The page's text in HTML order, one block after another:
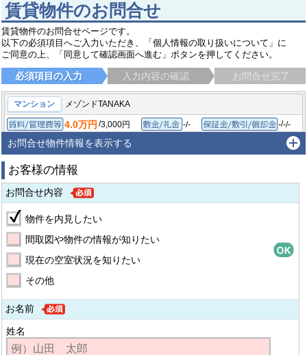
賃貸物件のお問合せ
賃貸物件のお問合せページです。
以下の必須項目へご入力いただき、「個人情報の取り扱いについて」に
ご同意の上、「同意して確認画面へ進む」ボタンを押してください。
必須項目の入力 入力内容の確認 お問合せ完了
マンション メゾンドTANAKA
賃料/管理費等
4.0万円 /3,000円 敷金/礼金
-/- -/-/-
間取り/専有面積
1K/20㎡
堺市北区中百舌鳥町大阪メトロ御堂筋線 なかもず駅 徒歩5分
お問合せ物件情報を表示する
お客様の情報
お問合せ内容
物件を内見したい
間取図や物件の情報が知りたい
現在の空室状況を知りたい
その他
お名前
姓名